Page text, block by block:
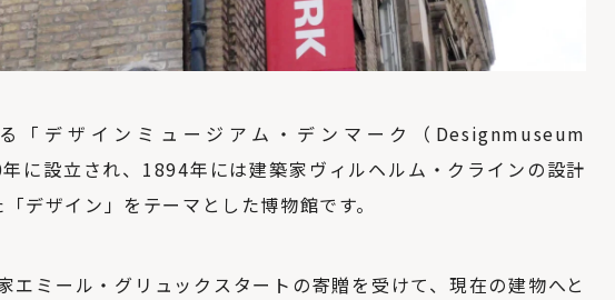
「デザインミュージアム・デンマーク（Designmuseum
に設立され、1894年には建築家ヴィルヘルム・クラインの設計
デザイン」をテーマとした博物館です。
エミール・グリュックスタートの寄贈を受けて、現在の建物へと